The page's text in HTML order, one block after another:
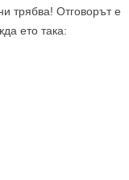
трябва! Отговорът е
ето така: